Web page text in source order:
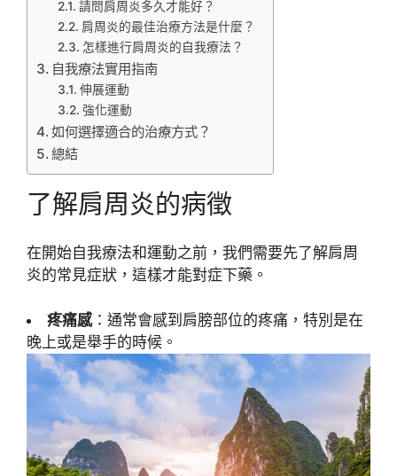
請問肩周炎多久才能好？
肩周炎的最佳治療方法是什麼？
怎樣進行肩周炎的自我療法？
自我療法實用指南
伸展運動
強化運動
如何選擇適合的治療方式？
總結
了解肩周炎的病徵
在開始自我療法和運動之前，我們需要先了解肩周
炎的常見症狀，這樣才能對症下藥。
疼痛感：通常會感到肩膀部位的疼痛，特別是在
晚上或是舉手的時候。